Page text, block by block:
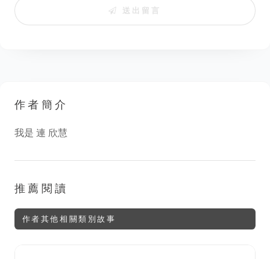
送出留言
作者簡介
我是 連 欣慧
推薦閱讀
作者其他相關類別故事